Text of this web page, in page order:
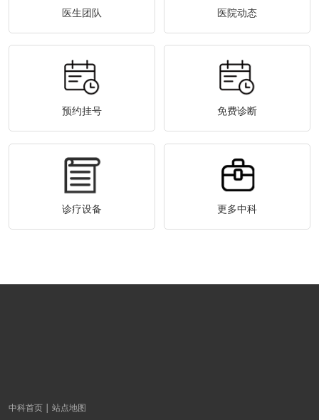
医生团队 医院动态
预约挂号 免费诊断
诊疗设备 更多中科
中科首页 站点地图